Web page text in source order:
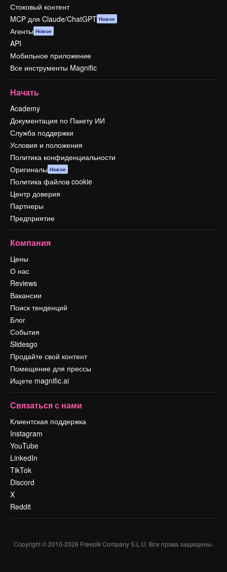
Стоковый контент
MCP для Claude/ChatGPT Новое
Агенты Новое
API
Мобильное приложение
Все инструменты Magnific
Начать
Academy
Документация по Пакету ИИ
Служба поддержки
Условия и положения
Политика конфиденциальности
Оригиналы Новое
Политика файлов cookie
Центр доверия
Партнеры
Предприятие
Компания
Цены
О нас
Reviews
Вакансии
Поиск тенденций
Блог
События
Slidesgo
Продайте свой контент
Помещение для прессы
Ищете magnific.ai
Связаться с нами
Клиентская поддержка
Instagram
YouTube
LinkedIn
TikTok
Discord
X
Reddit
Copyright © 2010-2026 Freepik Company S.L.U. Все права защищены.